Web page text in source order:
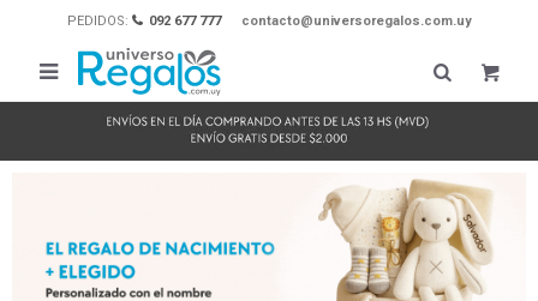
PEDIDOS: 092 677 777 contacto@universoregalos.com.uy
